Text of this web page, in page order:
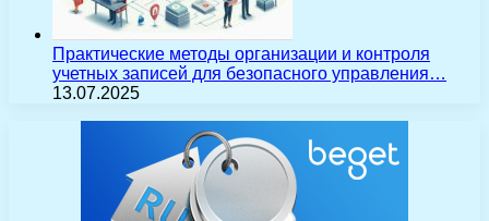
Практические методы организации и контроля
учетных записей для безопасного управления…
13.07.2025